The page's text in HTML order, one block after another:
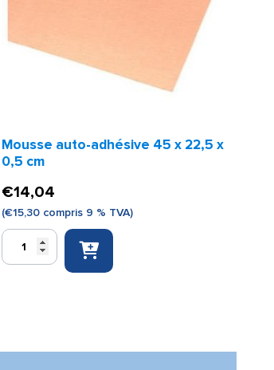
Mousse auto-adhésive 45 x 22,5 x
0,5 cm
€14,04
(€15,30 compris 9 % TVA)
quantité
22,5